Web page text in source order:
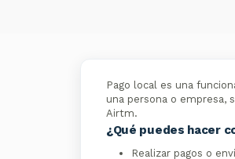
Pago local es una
una persona o empresa,
Airtm.
¿Qué puedes hacer
Realizar pagos o